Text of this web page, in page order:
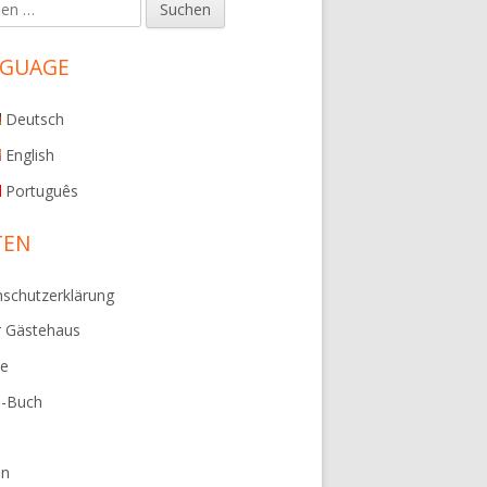
Deutsch
English
Português
Gästehaus
Buch